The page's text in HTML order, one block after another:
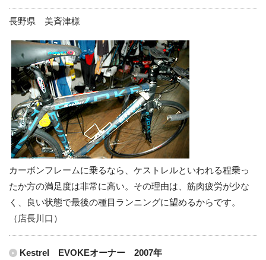
長野県 美斉津様
カーボンフレームに乗るなら、ケストレルといわれる程乗っ
たか方の満足度は非常に高い。その理由は、筋肉疲労が少な
く、良い状態で最後の種目ランニングに望めるからです。
（店長川口）
Kestrel EVOKEオーナー 2007年